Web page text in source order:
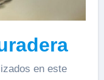
en este